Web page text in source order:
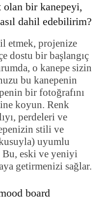
olan bir kanepeyi,
dahil edebilirim?
etmek, projenize
dostu bir başlangıç
o kanepe sizin
bu kanepenin
bir fotoğrafını
koyun. Renk
perdeleri ve
stili ve
uyumlu
eski ve yeniyi
getirmenizi sağlar.
board